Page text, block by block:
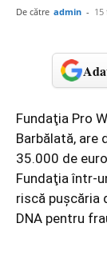
De către admin - 15
Fundaţia Pro
Barbălată, are
35.000 de
Fundaţia într-
riscă puşcăria
DNA pentru